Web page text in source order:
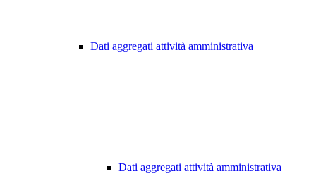
Dati aggregati attività amministrativa
Dati aggregati attività amministrativa